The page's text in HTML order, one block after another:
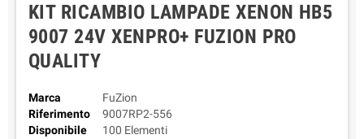
KIT RICAMBIO LAMPADE XENON HB5
9007 24V XENPRO+ FUZION PRO
QUALITY
Marca
FuZion
Riferimento
9007RP2-556
Disponibile
100 Elementi